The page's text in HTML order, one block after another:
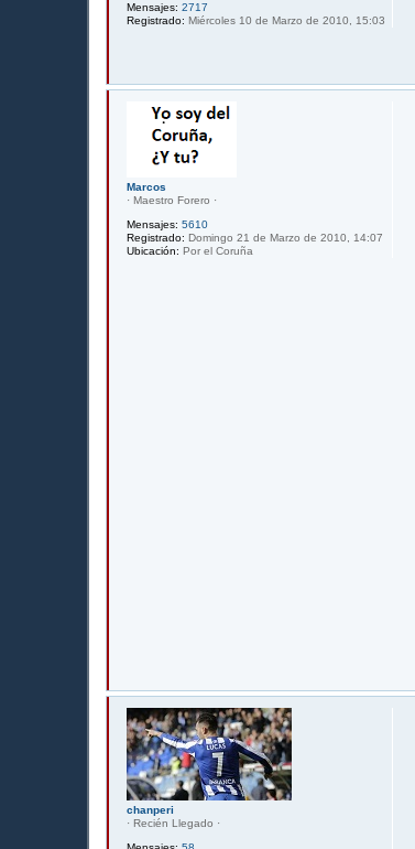
Mensajes: 2717
Registrado: Miércoles 10 de Marzo de 2010, 15:03
Marcos
· Maestro Forero ·
Mensajes: 5610
Registrado: Domingo 21 de Marzo de 2010, 14:07
Ubicación: Por el Coruña
chanperi
· Recién Llegado ·